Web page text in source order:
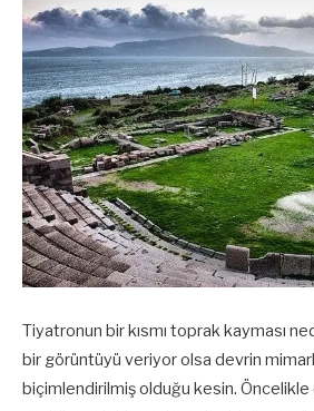
Tiyatronun bir kısmı toprak kayması
bir görüntüyü veriyor olsa devrin
biçimlendirilmiş olduğu kesin.